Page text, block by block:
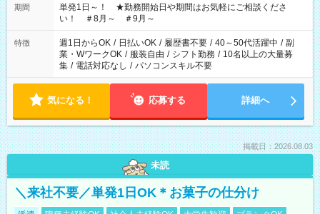
期間
単発1日～！ ★勤務開始日や期間はお気軽にご相談くださ
い！ ＃8月～ ＃9月～
特徴 週1日からOK / 日払いOK / 履歴書不要 / 40～50代活躍中 / 副
業・WワークOK / 服装自由 / シフト勤務 / 10名以上の大量募
集 / 電話対応なし / パソコンスキル不要
気になる！ 応募する 詳細へ
掲載日：2026.08.03
未読
＼来社不要／単発1日OK＊お菓子の仕分け